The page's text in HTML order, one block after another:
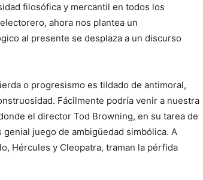
filosófica y mercantil en todos los
ahora nos plantea un
al presente se desplaza a un discurso
o progresismo es tildado de antimoral,
Fácilmente podría venir a nuestra
el director Tod Browning, en su tarea de
juego de ambigüedad simbólica. A
Hércules y Cleopatra, traman la pérfida